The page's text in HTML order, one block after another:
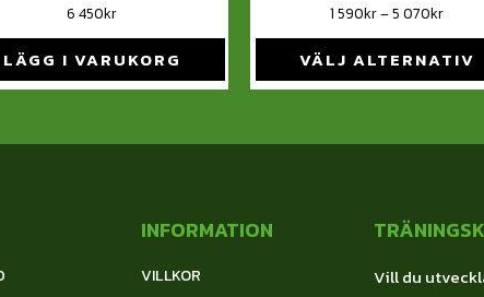
6 450kr
LÄGG I VARUKORG
1 590kr–5 070kr
VÄLJ ALTERNATIV
INFORMATION
VILLKOR
Vill du